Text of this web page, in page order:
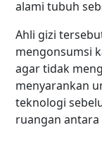
alami tubuh
Ahli gizi
mengonsumsi
agar tidak
menyarankan
teknologi
ruangan antara